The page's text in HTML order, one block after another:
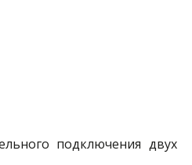
подключения двух